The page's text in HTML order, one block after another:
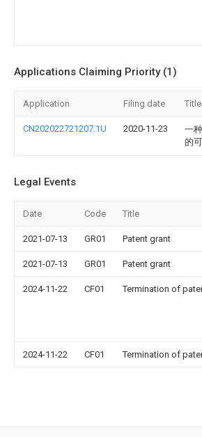
Applications Claiming Priority (1)
Application Filing date Title
CN202022721207.1U 2020-11-23
一
的
Legal Events
Date Code Title
2021-07-13 GR01 Patent grant
2021-07-13 GR01 Patent grant
2024-11-22 CF01 Termination of
2024-11-22 CF01 Termination of